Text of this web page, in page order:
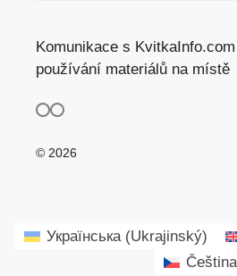
Komunikace s
používání materiálů na místě
© 2026
Українська(Ukrajinský)
Čeština